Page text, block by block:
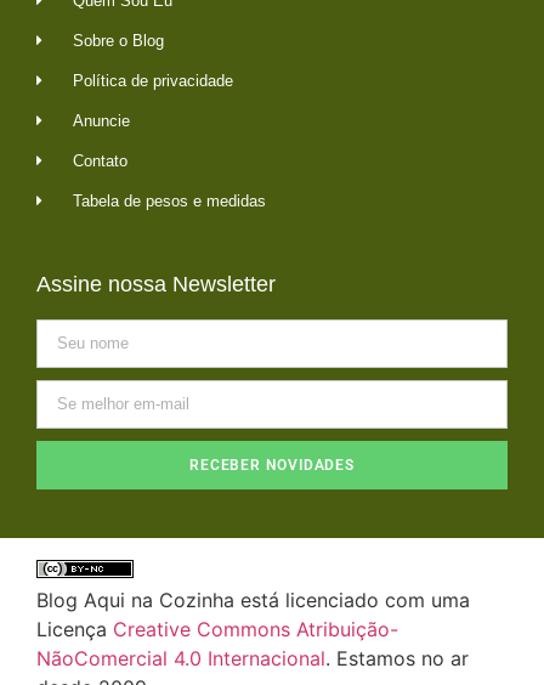
Sobre o Blog
Política de privacidade
Anuncie
Contato
Tabela de pesos e medidas
Assine nossa Newsletter
RECEBER NOVIDADES
Blog Aqui na Cozinha está licenciado com uma
Licença Creative Commons Atribuição-
NãoComercial 4.0 Internacional. Estamos no ar